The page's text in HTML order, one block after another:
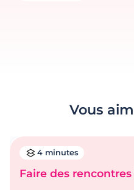
Vous
4 minutes
Faire des rencontres